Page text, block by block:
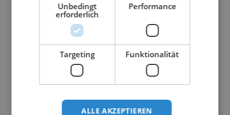
Unbedingt
erforderlich
Performance
Targeting Funktionalität
ALLE AKZEPTIEREN